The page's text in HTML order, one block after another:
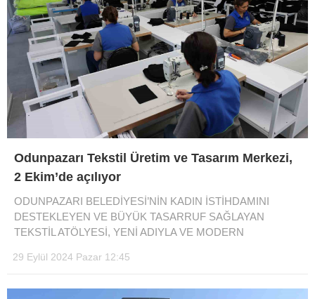
Odunpazarı Tekstil Üretim ve Tasarım Merkezi,
2 Ekim’de açılıyor
ODUNPAZARI BELEDİYESİ’NİN KADIN İSTİHDAMINI
DESTEKLEYEN VE BÜYÜK TASARRUF SAĞLAYAN
TEKSTİL ATÖLYESİ, YENİ ADIYLA VE MODERN
29 Eylül 2024 Pazar 12:45